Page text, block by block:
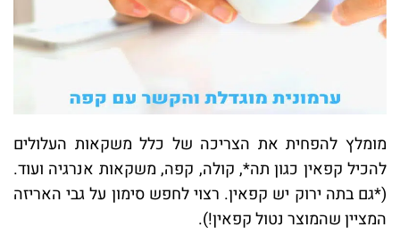
מומלץ להפחית את הצריכה של כלל משקאות העלולים
להכיל קפאין כגון תה*, קולה, קפה, משקאות אנרגיה ועוד.
(*גם בתה ירוק יש קפאין. רצוי לחפש סימון על גבי האריזה
המציין שהמוצר נטול קפאין!).